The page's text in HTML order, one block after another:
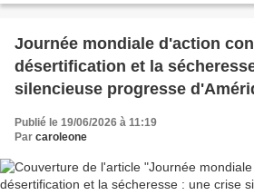
Journée mondiale d'action
désertification et la
silencieuse progresse
l'Amazonie et au Chaco sud-
Publié le 19/06/2026 à 11:19
Par caroleone